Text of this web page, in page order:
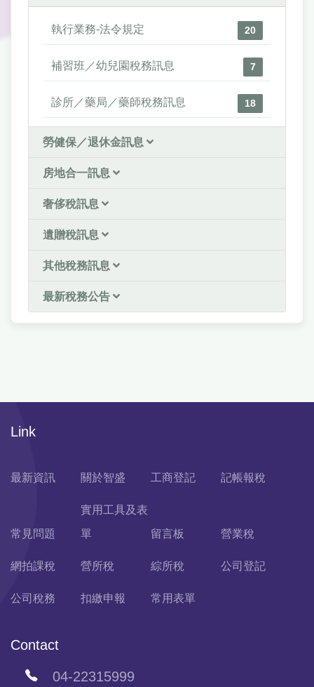
執行業務-法令規定 20
補習班／幼兒園稅務訊息 7
診所／藥局／藥師稅務訊息 18
勞健保／退休金訊息
房地合一訊息
奢侈稅訊息
遺贈稅訊息
其他稅務訊息
最新稅務公告
Link
最新資訊 關於智盛 工商登記 記帳報稅
常見問題
實用工具及表
單
留言板 營業稅
網拍課稅 營所稅 綜所稅 公司登記
公司稅務 扣繳申報 常用表單
Contact
04-22315999